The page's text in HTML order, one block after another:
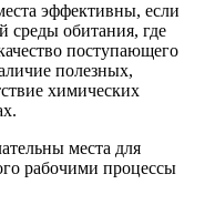
эффективны, если
среды обитания, где
поступающего
полезных,
химических
места для
рабочими процессы